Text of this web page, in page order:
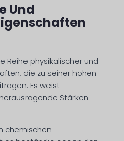
Und
Reihe physikalischer und
die zu seiner hohen
Es weist
Stärken
chemischen